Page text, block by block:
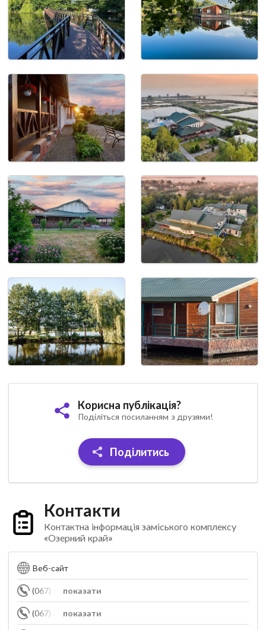
Корисна публікація?
Поділіться посиланням з друзями!
Поділитись
Контакти
Контактна інформація заміського комплексу
«Озерний край»
Веб-сайт
показати
(067) 676-77-70
показати
(067) 341-85-97